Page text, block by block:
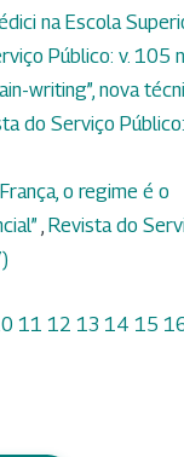
na Escola
Público: v. 105
writing”, nova
do Serviço
o regime é o
, Revista do
11 12 13 14 15